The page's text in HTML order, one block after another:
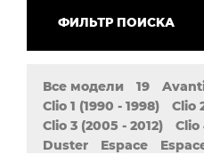
ФИЛЬТР ПОИСКА
Все модели 19
Clio 1 (1990 - 1998)
Clio
Clio 3 (2005 - 2012)
Clio
Duster
Espace